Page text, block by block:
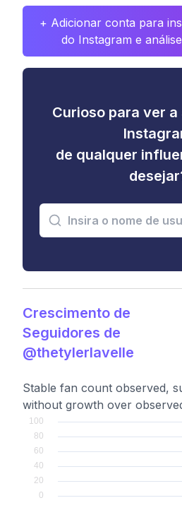
+ Adicionar conta para
do Instagram e
Curioso para ver
de qualquer
Crescimento de
Seguidores de
@thetylerlavelle
Stable fan count observed,
without growth over